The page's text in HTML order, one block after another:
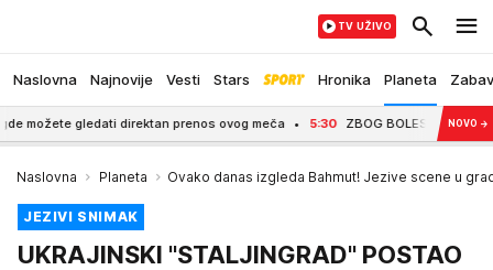
Naslovna Najnovije Vesti Stars Hronika Planeta
TV UŽIVO
gledati direktan prenos ovog meča 5:30 ZBOG BOLESNE ĆERKICE
NOVO →
Naslovna Planeta Ovako danas izgleda Bahmut! Jezive scene u
JEZIVI SNIMAK
UKRAJINSKI "STALJINGRAD" POSTAO